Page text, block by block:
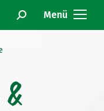
Menü
Search: